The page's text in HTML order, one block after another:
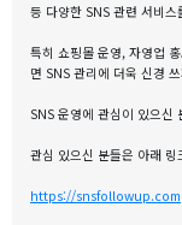
등 다양한 SNS 관련 서비
특히 쇼핑몰 운영, 자영업
면 SNS 관리에 더욱 신경
SNS 운영에 관심이 있으신
관심 있으신 분들은 아래
https://snsfollowup.com